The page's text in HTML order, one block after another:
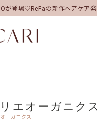
が登場♡ReFaの新作ヘアケア
オーガニクス
ーガニクス